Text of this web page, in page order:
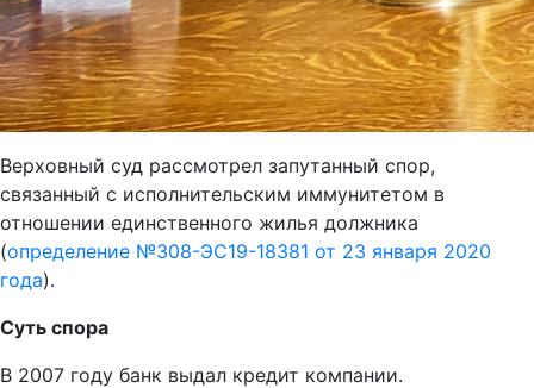
Верховный суд рассмотрел запутанный спор,
связанный с исполнительским иммунитетом в
отношении единственного жилья должника
(определение №308-ЭС19-18381 от 23 января 2020
года).
Суть спора
В 2007 году банк выдал кредит компании.